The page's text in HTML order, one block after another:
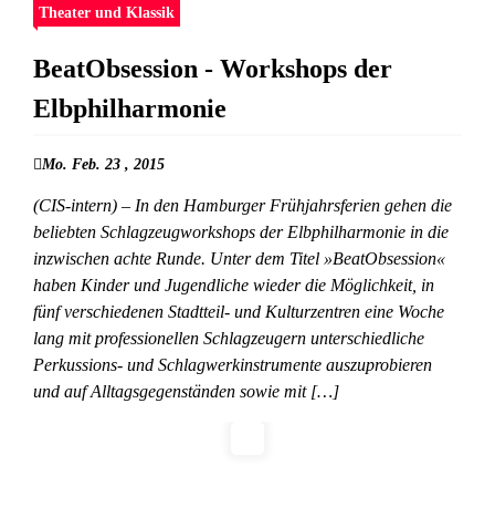
Theater und Klassik
BeatObsession - Workshops der
Elbphilharmonie
Mo. Feb. 23 , 2015
(CIS-intern) – In den Hamburger Frühjahrsferien gehen die
beliebten Schlagzeugworkshops der Elbphilharmonie in die
inzwischen achte Runde. Unter dem Titel »BeatObsession«
haben Kinder und Jugendliche wieder die Möglichkeit, in
fünf verschiedenen Stadtteil- und Kulturzentren eine Woche
lang mit professionellen Schlagzeugern unterschiedliche
Perkussions- und Schlagwerkinstrumente auszuprobieren
und auf Alltagsgegenständen sowie mit […]